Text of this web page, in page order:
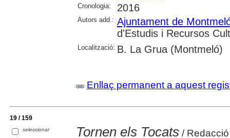
Cronologia: 2016
Autors add.: Ajuntament de
d'Estudis i Recursos
Localització: B. La Grua (Montmeló)
Enllaç permanent a aquest
19 / 159
seleccionar Tornen els Tocats/ Redacció